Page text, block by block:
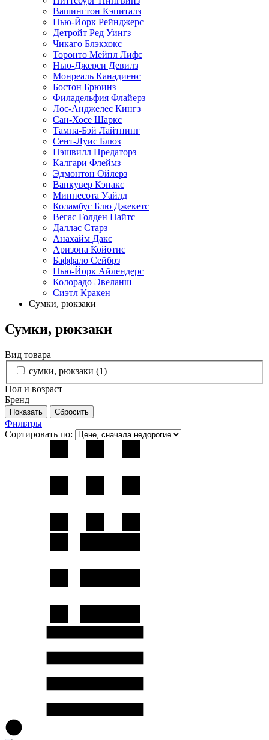
Вашингтон Кэпиталз
Нью-Йорк Рейнджерс
Детройт Ред Уингз
Чикаго Блэкхокс
Торонто Мейпл Лифс
Нью-Джерси Девилз
Монреаль Канадиенс
Бостон Брюинз
Филадельфия Флайерз
Лос-Анджелес Кингз
Сан-Хосе Шаркс
Тампа-Бэй Лайтнинг
Сент-Луис Блюз
Нэшвилл Предаторз
Калгари Флеймз
Эдмонтон Ойлерз
Ванкувер Кэнакс
Миннесота Уайлд
Коламбус Блю Джекетс
Вегас Голден Найтс
Даллас Старз
Анахайм Дакс
Аризона Койотис
Баффало Сейбрз
Нью-Йорк Айлендерс
Колорадо Эвеланш
Сиэтл Кракен
Сумки, рюкзаки
Сумки, рюкзаки
Вид товара
сумки, рюкзаки (1)
Пол и возраст
Бренд
Фильтры
Сортировать по: